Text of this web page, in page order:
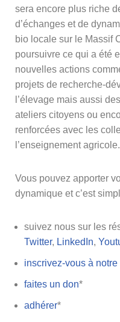
sera encore plus riche
d’échanges et de
bio locale sur le Massif
poursuivre ce qui a été
nouvelles actions
projets de recherche-
l’élevage mais aussi
ateliers citoyens ou
renforcées avec les
l’enseignement agricole.
Vous pouvez apporter
dynamique et c’est
suivez nous sur les
Twitter, LinkedIn,
inscrivez-vous à
faites un don*
adhérer*